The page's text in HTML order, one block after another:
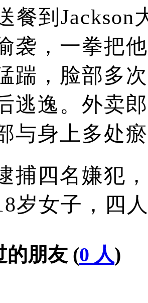
餐到Jackson
袭，一拳把
踹，脸部多
逃逸。 外卖
与身上多处
捕四名嫌犯
岁女子，四
的朋友 (0 人)